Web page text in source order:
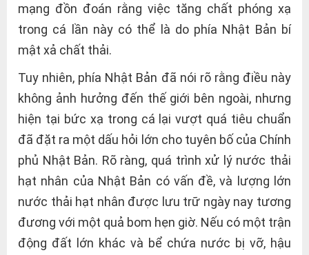
mạng đồn đoán rằng việc tăng chất phóng xạ
trong cá lần này có thể là do phía Nhật Bản bí
mật xả chất thải.
Tuy nhiên, phía Nhật Bản đã nói rõ rằng điều này
không ảnh hưởng đến thế giới bên ngoài, nhưng
hiện tại bức xạ trong cá lại vượt quá tiêu chuẩn
đã đặt ra một dấu hỏi lớn cho tuyên bố của Chính
phủ Nhật Bản. Rõ ràng, quá trình xử lý nước thải
hạt nhân của Nhật Bản có vấn đề, và lượng lớn
nước thải hạt nhân được lưu trữ ngày nay tương
đương với một quả bom hẹn giờ. Nếu có một trận
động đất lớn khác và bể chứa nước bị vỡ, hậu